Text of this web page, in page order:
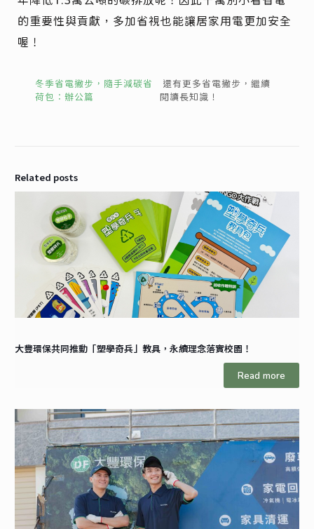
的重要性與貢獻，多加省視也能讓居家用電更加安全
喔！
冬季省電撇步，隨手減碳省
荷包：辦公篇
還有更多省電撇步，繼續
閱讀長知識！
Related posts
大豐環保共同推動「塑學奇兵」教具，永續理念落實校園！
Read more